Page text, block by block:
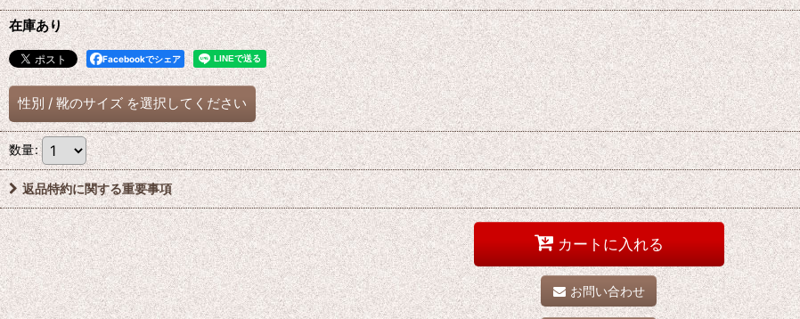
在庫あり
Facebookでシェア
性別 / 靴のサイズ を選択してください
数量:
返品特約に関する重要事項
カートに入れる
お問い合わせ